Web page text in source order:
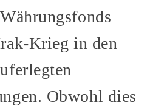
Krieg in den
Obwohl dies